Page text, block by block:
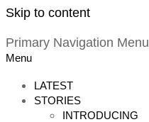
Skip to content
Primary Navigation Menu
Menu
LATEST
STORIES
INTRODUCING